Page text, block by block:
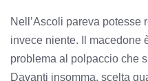
Nell’Ascoli pareva potesse
invece niente. Il macedone
problema al polpaccio che
Davanti insomma, scelta